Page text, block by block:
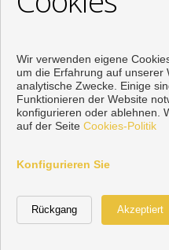
Von Montag bis
Vorbei sich
Wir verwenden eigene
um die Erfahrung auf unserer
analytische Zwecke. Einige
Funktionieren der Website
konfigurieren oder ablehnen.
auf der Seite Cookies-Politik
Konfigurieren Sie